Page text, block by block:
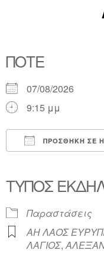
ΠΌΤΕ
07/08/2026
9:15 μμ
ΠΡΟΣΘΉΚΗ ΣΕ
ΤΎΠΟΣ
Παραστάσεις
ΑΗ ΛΑΟΣ
ΛΑΓΙΟΣ,